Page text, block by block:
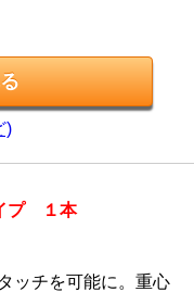
)
プ １本
ッチを可能に。重心